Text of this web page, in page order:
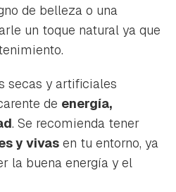
de belleza o una
un toque natural ya que
secas y artificiales
de energía,
. Se recomienda tener
y vivas en tu entorno, ya
la buena energía y el